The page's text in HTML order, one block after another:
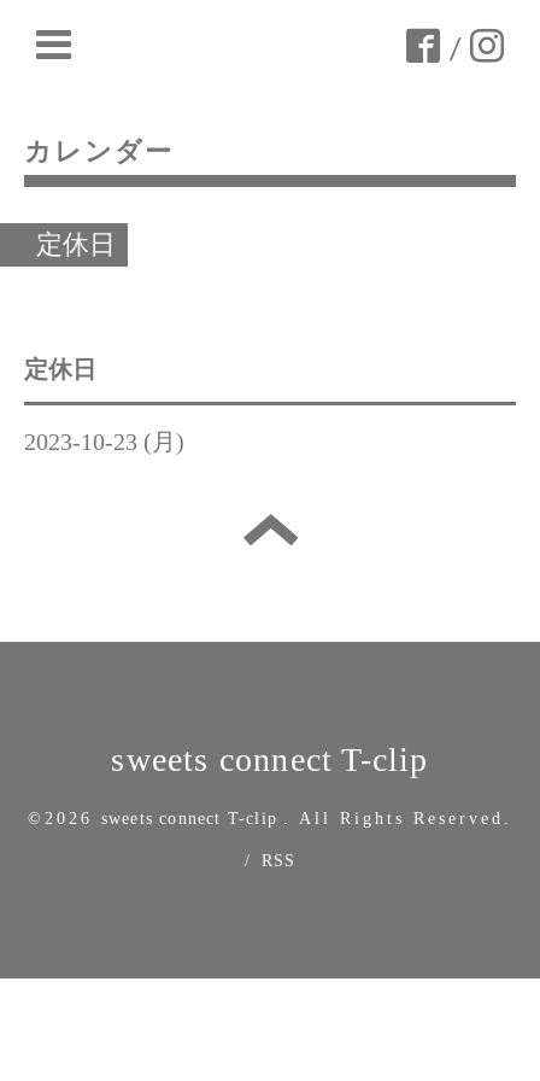
/
カレンダー
定休日
定休日
2023-10-23 (月)
sweets connect T-clip
©2026 sweets connect T-clip . All Rights Reserved.
/ RSS